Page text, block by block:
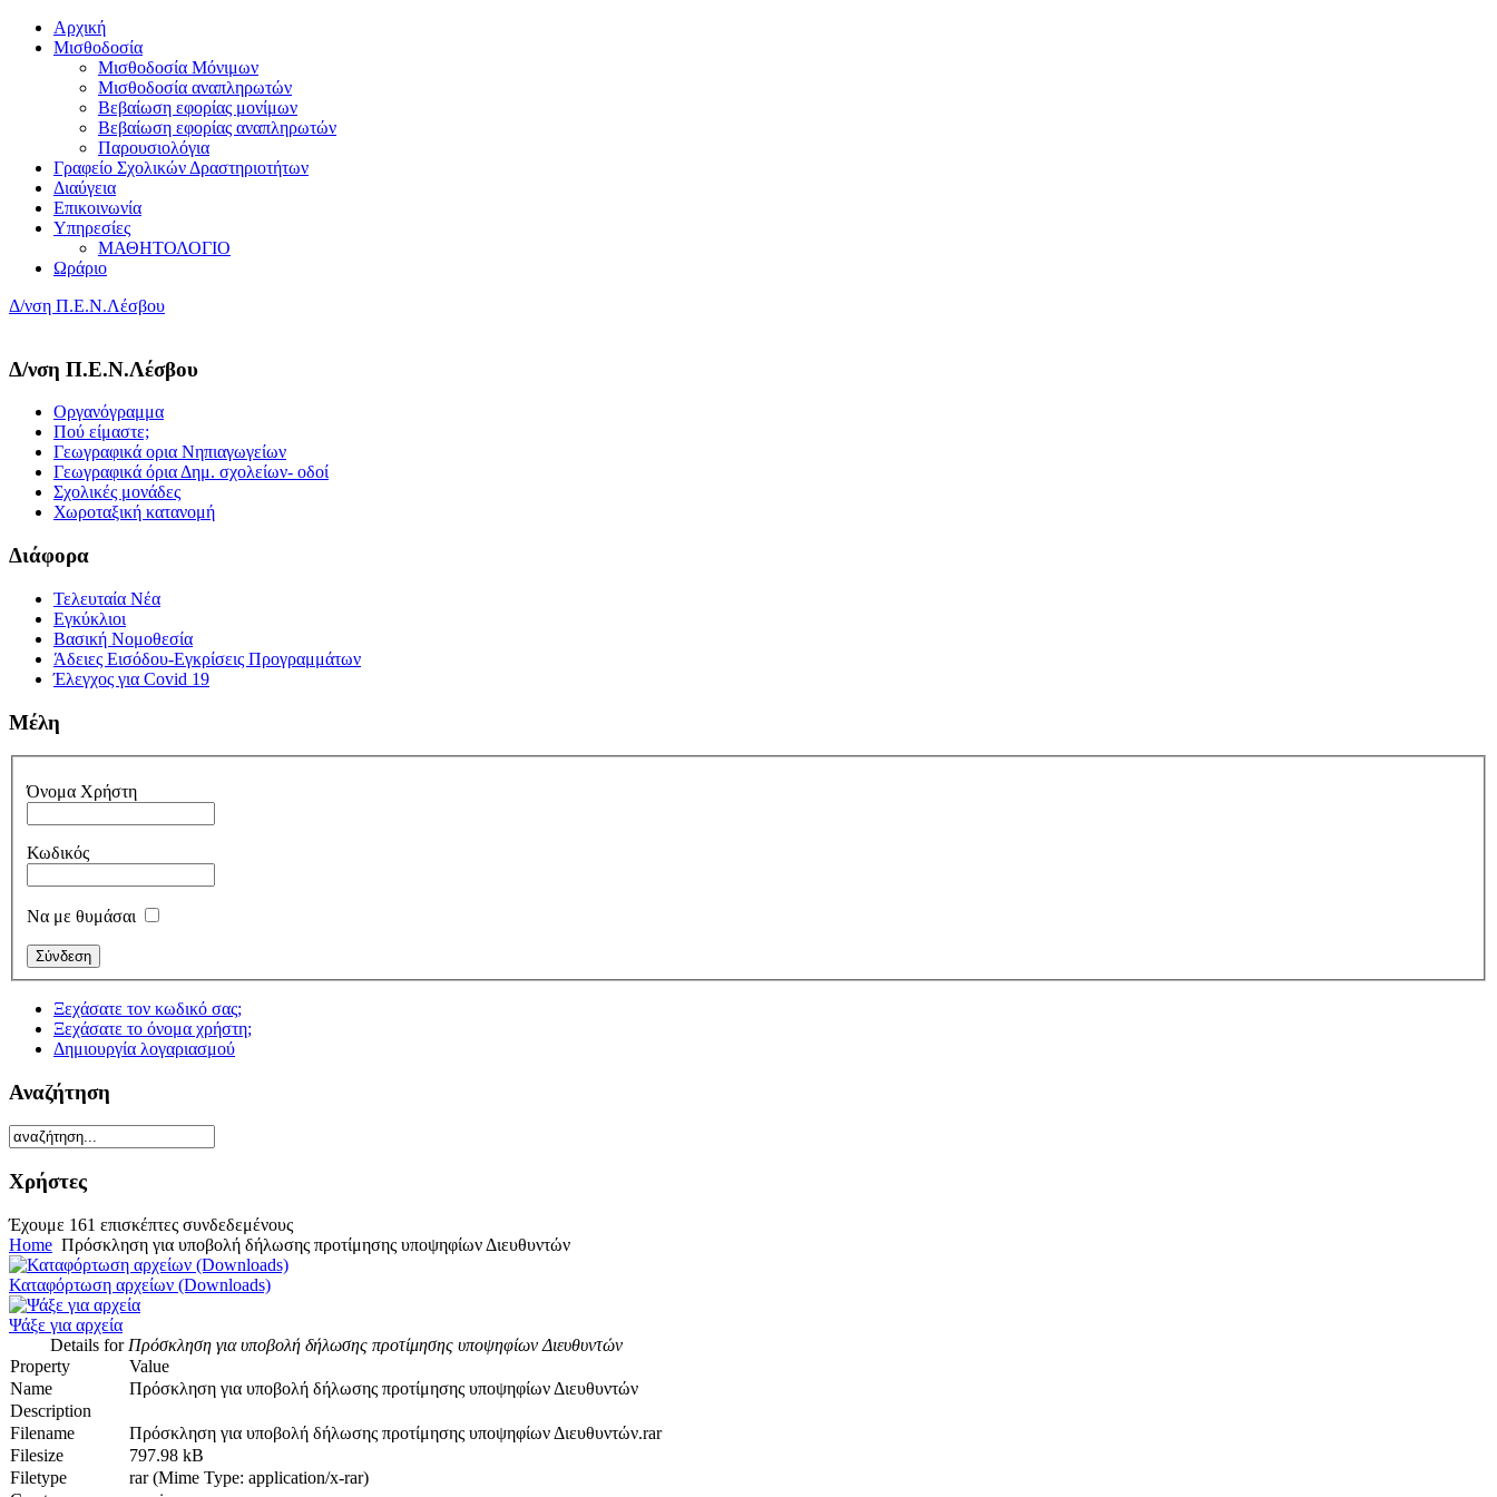
Αρχική
Μισθοδοσία
Μισθοδοσία Μόνιμων
Μισθοδοσία αναπληρωτών
Βεβαίωση εφορίας μονίμων
Βεβαίωση εφορίας αναπληρωτών
Παρουσιολόγια
Γραφείο Σχολικών Δραστηριοτήτων
Διαύγεια
Επικοινωνία
Υπηρεσίες
ΜΑΘΗΤΟΛΟΓΙΟ
Ωράριο
Δ/νση Π.Ε.Ν.Λέσβου
Δ/νση Π.Ε.Ν.Λέσβου
Οργανόγραμμα
Πού είμαστε;
Γεωγραφικά ορια Νηπιαγωγείων
Γεωγραφικά όρια Δημ. σχολείων- οδοί
Σχολικές μονάδες
Χωροταξική κατανομή
Διάφορα
Τελευταία Νέα
Εγκύκλιοι
Βασική Νομοθεσία
Άδειες Εισόδου-Εγκρίσεις Προγραμμάτων
Έλεγχος για Covid 19
Μέλη
Όνομα Χρήστη
Κωδικός
Να με θυμάσαι
Ξεχάσατε τον κωδικό σας;
Ξεχάσατε το όνομα χρήστη;
Δημιουργία λογαριασμού
Αναζήτηση
Χρήστες
Έχουμε 161 επισκέπτες συνδεδεμένους
Home Πρόσκληση για υποβολή δήλωσης προτίμησης υποψηφίων Διευθυντών
Καταφόρτωση αρχείων (Downloads)
Ψάξε για αρχεία
Details forΠρόσκληση για υποβολή δήλωσης προτίμησης υποψηφίων Διευθυντών
Property
Value
Name
Πρόσκληση για υποβολή δήλωσης προτίμησης υποψηφίων Διευθυντών
Description
Filename
Πρόσκληση για υποβολή δήλωσης προτίμησης υποψηφίων Διευθυντών.rar
Filesize
797.98 kB
Filetype
rar (Mime Type: application/x-rar)